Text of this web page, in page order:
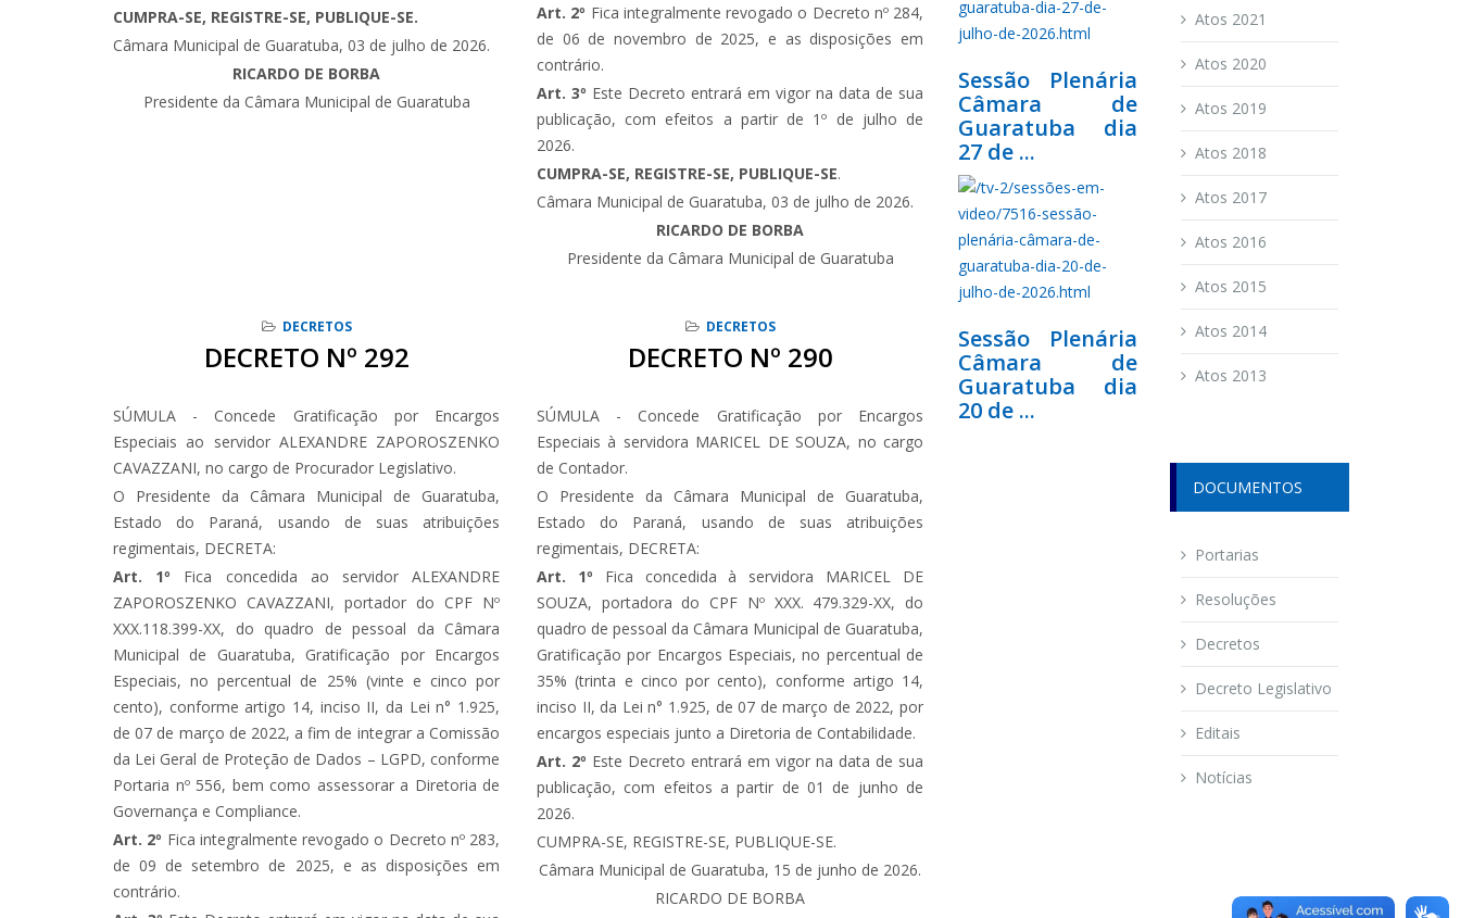
CUMPRA-SE, REGISTRE-SE, PUBLIQUE-SE.
Câmara Municipal de Guaratuba, 03 de julho de 2026.
RICARDO DE BORBA
Presidente da Câmara Municipal de Guaratuba
Art. 2º Fica integralmente revogado o Decreto nº 284,
de 06 de novembro de 2025, e as disposições em
contrário.
Art. 3º Este Decreto entrará em vigor na data de sua
publicação, com efeitos a partir de 1º de julho de
2026.
CUMPRA-SE, REGISTRE-SE, PUBLIQUE-SE.
Câmara Municipal de Guaratuba, 03 de julho de 2026.
RICARDO DE BORBA
Presidente da Câmara Municipal de Guaratuba
DECRETOS
DECRETO Nº 292
SÚMULA - Concede Gratificação por Encargos
Especiais ao servidor ALEXANDRE ZAPOROSZENKO
CAVAZZANI, no cargo de Procurador Legislativo.
O Presidente da Câmara Municipal de Guaratuba,
Estado do Paraná, usando de suas atribuições
regimentais, DECRETA:
Art. 1º Fica concedida ao servidor ALEXANDRE
ZAPOROSZENKO CAVAZZANI, portador do CPF Nº
XXX.118.399-XX, do quadro de pessoal da Câmara
Municipal de Guaratuba, Gratificação por Encargos
Especiais, no percentual de 25% (vinte e cinco por
cento), conforme artigo 14, inciso II, da Lei n° 1.925,
de 07 de março de 2022, a fim de integrar a Comissão
da Lei Geral de Proteção de Dados – LGPD, conforme
Portaria nº 556, bem como assessorar a Diretoria de
Governança e Compliance.
Art. 2º Fica integralmente revogado o Decreto nº 283,
de 09 de setembro de 2025, e as disposições em
contrário.
DECRETOS
DECRETO Nº 290
SÚMULA - Concede Gratificação por Encargos
Especiais à servidora MARICEL DE SOUZA, no cargo
de Contador.
O Presidente da Câmara Municipal de Guaratuba,
Estado do Paraná, usando de suas atribuições
regimentais, DECRETA:
Art. 1º Fica concedida à servidora MARICEL DE
SOUZA, portadora do CPF Nº XXX. 479.329-XX, do
quadro de pessoal da Câmara Municipal de Guaratuba,
Gratificação por Encargos Especiais, no percentual de
35% (trinta e cinco por cento), conforme artigo 14,
inciso II, da Lei n° 1.925, de 07 de março de 2022, por
encargos especiais junto a Diretoria de Contabilidade.
Art. 2º Este Decreto entrará em vigor na data de sua
publicação, com efeitos a partir de 01 de junho de
2026.
CUMPRA-SE, REGISTRE-SE, PUBLIQUE-SE.
Câmara Municipal de Guaratuba, 15 de junho de 2026.
RICARDO DE BORBA
Sessão Plenária
Câmara de
Guaratuba dia
27 de ...
Sessão Plenária
Câmara de
Guaratuba dia
20 de ...
Atos 2021
Atos 2020
Atos 2019
Atos 2018
Atos 2017
Atos 2016
Atos 2015
Atos 2014
Atos 2013
DOCUMENTOS
Portarias
Resoluções
Decretos
Decreto Legislativo
Editais
Notícias